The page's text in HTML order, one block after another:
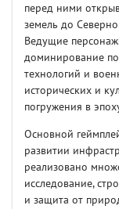
перед ними
земель до
Ведущие
доминирование
технологий и
исторических и
погружения в
Основной
развитии
реализовано
исследование,
и защита от